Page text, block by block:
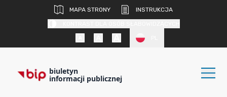
MAPA STRONY
INSTRUKCJA
biuletyn
informacji publicznej